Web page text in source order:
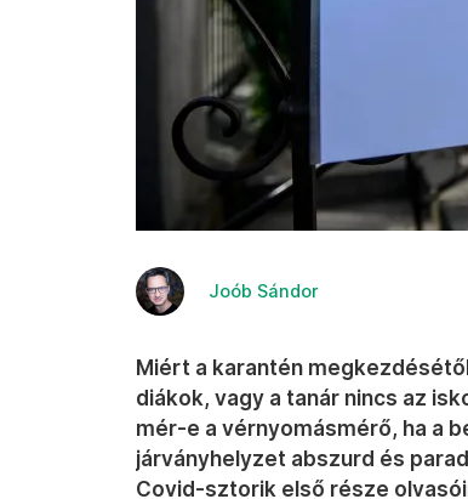
Joób Sándor
Miért a karantén
diákok, vagy a tanár nincs az
mér-e a vérnyomásmérő, ha a
járványhelyzet abszurd és
Covid-sztorik első része